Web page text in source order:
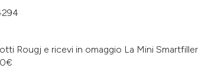
Rougj e ricevi in omaggio La Mini Smartfiller